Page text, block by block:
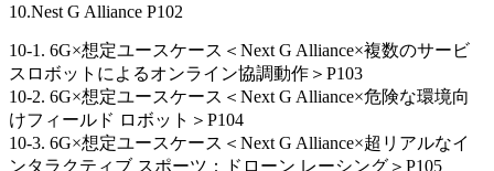
10.Nest G Alliance P102
10-1. 6G×想定ユースケース＜Next G Alliance×複数のサービ
スロボットによるオンライン協調動作＞P103
10-2. 6G×想定ユースケース＜Next G Alliance×危険な環境向
けフィールド ロボット＞P104
10-3. 6G×想定ユースケース＜Next G Alliance×超リアルなイ
ンタラクティブ スポーツ：ドローン レーシング＞P105